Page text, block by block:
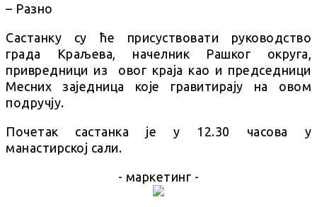
– Разно
Састанку су ће присуствовати руководство
града Краљева, начелник Рашког округа,
привредници из овог краја као и председници
Месних заједница које гравитирају на овом
подручју.
Почетак састанка је у 12.30 часова у
манастирској сали.
- маркетинг -